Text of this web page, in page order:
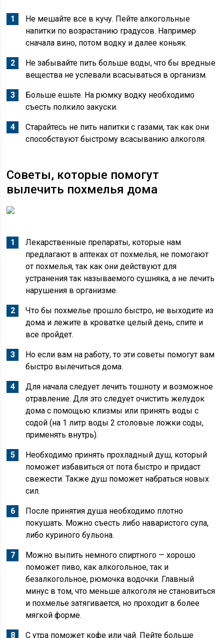
Не мешайте все в кучу. Пейте алкогольные
напитки по возрастанию градусов. Например
сначала вино, потом водку и далее коньяк.
Не забывайте пить больше воды, что бы вредные
вещества не успевали всасываться в организм.
Больше ешьте. На рюмку водку необходимо
съесть полкило закуски.
Старайтесь не пить напитки с газами, так как они
способствуют быстрому всасыванию алкоголя.
Советы, которые помогут
вылечить похмелья дома
Лекарственные препараты, которые нам
предлагают в аптеках от похмелья, не помогают
от похмелья, так как они действуют для
устранения так называемого сушняка, а не лечить
нарушения в организме.
Что бы похмелье прошло быстро, не выходите из
дома и лежите в кроватке целый день, спите и
все пройдет.
Но если вам на работу, то эти советы помогут вам
быстро вылечиться дома.
Для начала следует лечить тошноту и возможное
отравление. Для это следует очистить желудок
дома с помощью клизмы или принять воды с
содой (на 1 литр воды 2 столовые ложки соды,
применять внутрь).
Необходимо принять прохладный душ, который
поможет избавиться от пота быстро и придаст
свежести. Также душ поможет набраться новых
сил.
После принятия душа необходимо плотно
покушать. Можно съесть либо наваристого супа,
либо куриного бульона.
Можно выпить немного спиртного — хорошо
поможет пиво, как алкогольное, так и
безалкогольное, рюмочка водочки. Главный
минус в том, что меньше алкоголя не становиться
и похмелье затягивается, но проходит в более
мягкой форме.
С утра поможет кофе или чай. Пейте больше